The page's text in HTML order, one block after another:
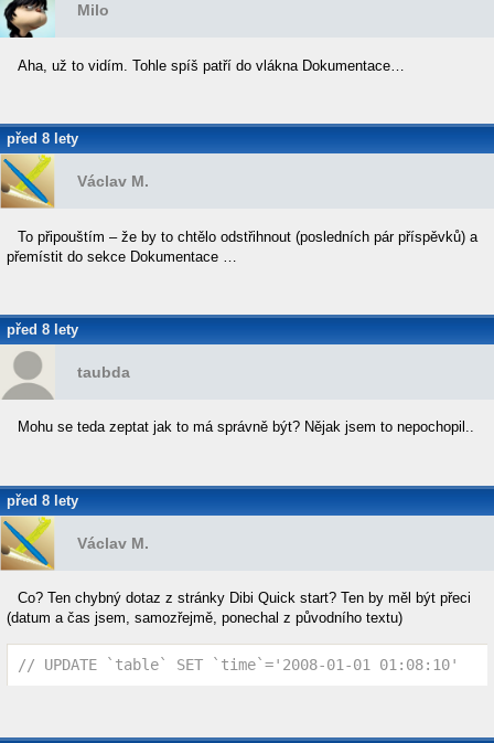
Milo
Aha, už to vidím. Tohle spíš patří do vlákna Dokumentace…
před 8 lety
Václav M.
To připouštím – že by to chtělo odstřihnout (posledních pár příspěvků) a
přemístit do sekce Dokumentace …
před 8 lety
taubda
Mohu se teda zeptat jak to má správně být? Nějak jsem to nepochopil..
před 8 lety
Václav M.
Co? Ten chybný dotaz z stránky Dibi Quick start? Ten by měl být přeci
(datum a čas jsem, samozřejmě, ponechal z původního textu)
// UPDATE `table` SET `time`='2008-01-01 01:08:10'